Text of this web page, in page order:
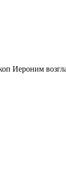
Иероним